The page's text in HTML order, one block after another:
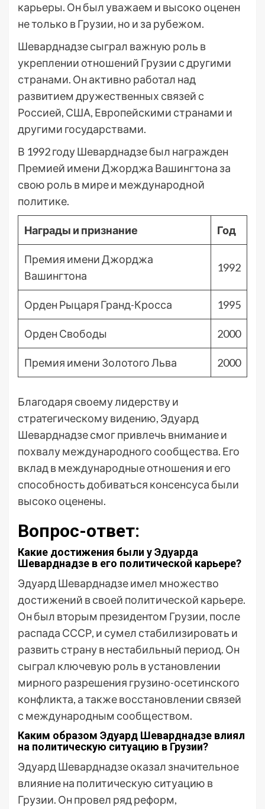
карьеры. Он был уважаем и высоко оценен
не только в Грузии, но и за рубежом.
Шеварднадзе сыграл важную роль в
укреплении отношений Грузии с другими
странами. Он активно работал над
развитием дружественных связей с
Россией, США, Европейскими странами и
другими государствами.
В 1992 году Шеварднадзе был награжден
Премией имени Джорджа Вашингтона за
свою роль в мире и международной
политике.
Награды и признание Год
Премия имени Джорджа
Вашингтона
1992
Орден Рыцаря Гранд-Кросса 1995
Орден Свободы 2000
Премия имени Золотого Льва 2000
Благодаря своему лидерству и
стратегическому видению, Эдуард
Шеварднадзе смог привлечь внимание и
похвалу международного сообщества. Его
вклад в международные отношения и его
способность добиваться консенсуса были
высоко оценены.
Вопрос-ответ:
Какие достижения были у Эдуарда
Шеварднадзе в его политической карьере?
Эдуард Шеварднадзе имел множество
достижений в своей политической карьере.
Он был вторым президентом Грузии, после
распада СССР, и сумел стабилизировать и
развить страну в нестабильный период. Он
сыграл ключевую роль в установлении
мирного разрешения грузино-осетинского
конфликта, а также восстановлении связей
с международным сообществом.
Каким образом Эдуард Шеварднадзе влиял
на политическую ситуацию в Грузии?
Эдуард Шеварднадзе оказал значительное
влияние на политическую ситуацию в
Грузии. Он провел ряд реформ,